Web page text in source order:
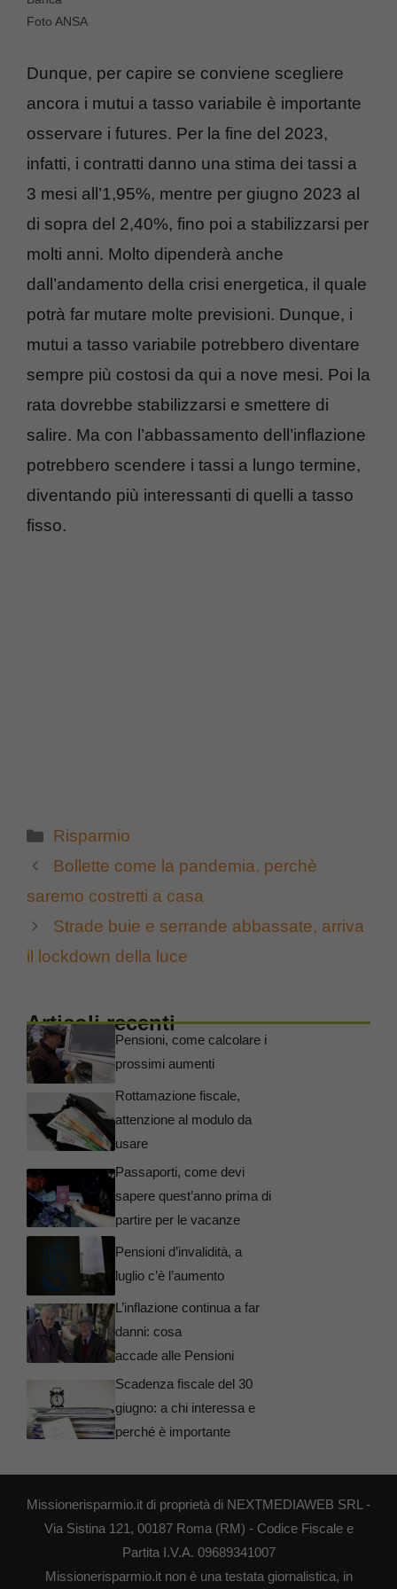
Foto ANSA
Dunque, per capire se conviene scegliere
ancora i mutui a tasso variabile è importante
osservare i futures. Per la fine del 2023,
infatti, i contratti danno una stima dei tassi a
3 mesi all’1,95%, mentre per giugno 2023 al
di sopra del 2,40%, fino poi a stabilizzarsi per
molti anni. Molto dipenderà anche
dall’andamento della crisi energetica, il quale
potrà far mutare molte previsioni. Dunque, i
mutui a tasso variabile potrebbero diventare
sempre più costosi da qui a nove mesi. Poi la
rata dovrebbe stabilizzarsi e smettere di
salire. Ma con l’abbassamento dell’inflazione
potrebbero scendere i tassi a lungo termine,
diventando più interessanti di quelli a tasso
fisso.
Categorie
Risparmio
Bollette come la pandemia, perchè
saremo costretti a casa
Strade buie e serrande abbassate, arriva
il lockdown della luce
Articoli recenti
Pensioni, come calcolare i
prossimi aumenti
Rottamazione fiscale,
attenzione al modulo da
usare
Passaporti, come devi
sapere quest’anno prima di
partire per le vacanze
Pensioni d’invalidità, a
luglio c’è l’aumento
L’inflazione continua a far
danni: cosa
accade alle Pensioni
Scadenza fiscale del 30
giugno: a chi interessa e
perché è importante
Missionerisparmio.it di proprietà di NEXTMEDIAWEB SRL -
Via Sistina 121, 00187 Roma (RM) - Codice Fiscale e
Partita I.V.A. 09689341007
Missionerisparmio.it non è una testata giornalistica, in